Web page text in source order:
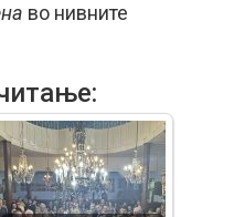
во нивните